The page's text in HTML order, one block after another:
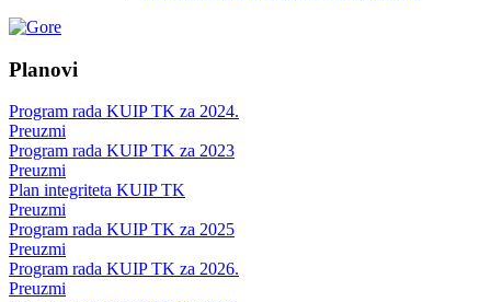
Planovi
Program rada KUIP TK za 2024.
Preuzmi
Program rada KUIP TK za 2023
Preuzmi
Plan integriteta KUIP TK
Preuzmi
Program rada KUIP TK za 2025
Preuzmi
Program rada KUIP TK za 2026.
Preuzmi